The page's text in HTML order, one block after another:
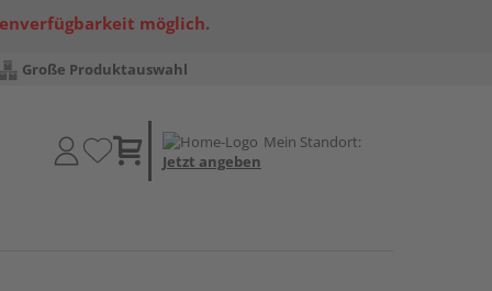
möglich.
Große Produktauswahl
Mein Standort:
Jetzt angeben